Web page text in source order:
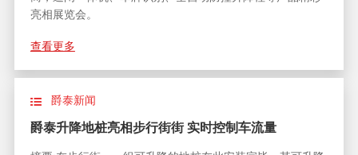
亮相展览会。
查看更多
爵泰新闻
爵泰升降地桩亮相步行街街 实时控制车流量